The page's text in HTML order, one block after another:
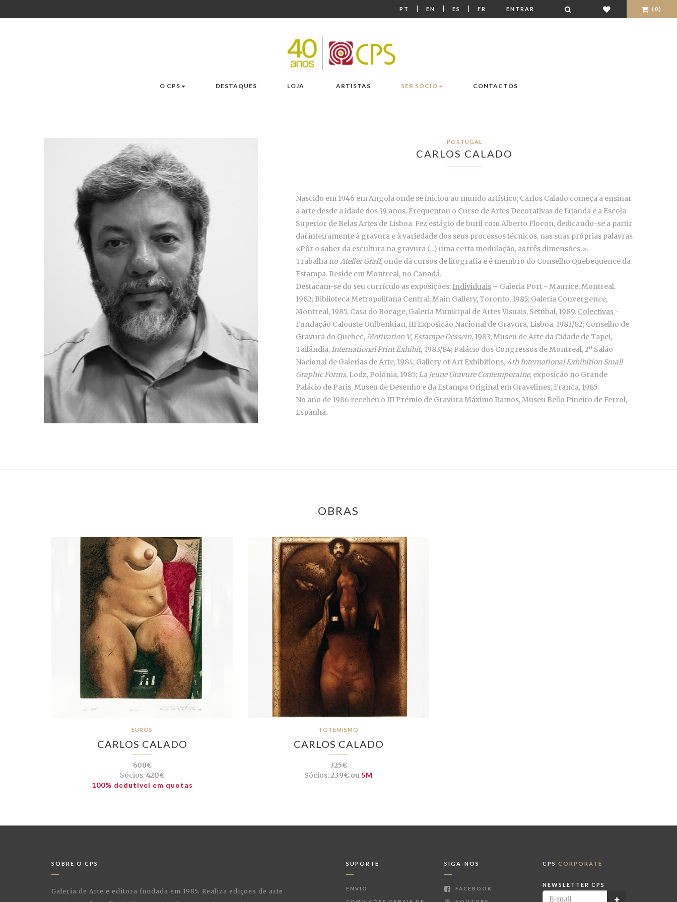
PT | EN | ES | FR ENTRAR (0)
O CPS DESTAQUES LOJA ARTISTAS SER SÓCIO CONTACTOS
PORTUGAL
CARLOS CALADO
Nascido em 1946 em Angola onde se iniciou ao mundo artístico, Carlos Calado começa a ensinar
a arte desde a idade dos 19 anos. Frequentou o Curso de Artes Decorativas de Luanda e a Escola
Superior de Belas Artes de Lisboa. Fez estágio de buril com Alberto Flocon, dedicando-se a partir
daí inteiramente à gravura e à variedade dos seus processos técnicos, nas suas próprias palavras
«Pôr o saber da escultura na gravura (...) uma certa modulação, as três dimensões.».
Trabalha no Atelier Graff, onde dá cursos de litografia e é membro do Conselho Quebequence da
Estampa. Reside em Montreal, no Canadá.
Destacam-se do seu currículo as exposições: Individuais – Galeria Port - Maurice, Montreal,
1982; Biblioteca Metropolitana Central, Main Gallery, Toronto, 1985; Galeria Convergence,
Montreal, 1985; Casa do Bocage, Galeria Municipal de Artes Visuais, Setúbal, 1989. Colectivas -
Fundação Calouste Gulbenkian, III Exposição Nacional de Gravura, Lisboa, 1981/82; Conselho de
Gravura do Quebec,Motivation V,EstampeDessein, 1983; Museu de Arte da Cidade de Tapei,
Tailândia,International Print Exhibit, 1983/84; Palácio dos Congressos de Montreal, 2º Salão
Nacional de Galerias de Arte, 1984; Gallery of Art Exhibitions, 4th International Exhibition Small
Graphic Forms, Lodz, Polónia, 1985;La Jeune Gravure Contemporaine, exposição no Grande
Palácio de Paris, Museu de Desenho e da Estampa Original em Gravelines, França, 1985.
No ano de 1986 recebeu o III Prémio de Gravura Máximo Ramos, Museu Bello Pineiro de Ferrol,
Espanha.
OBRAS
EURÓS
CARLOS CALADO
600€
Sócios:420€
100% dedutível em quotas
TOTEMISMO
CARLOS CALADO
325€
Sócios:239€ ou 5M
SOBRE O CPS
Galeria de Arte e editora fundada em 1985. Realiza edições de arte
SUPORTE
ENVIO
SIGA-NOS
FACEBOOK
CPS CORPORATE
NEWSLETTER CPS